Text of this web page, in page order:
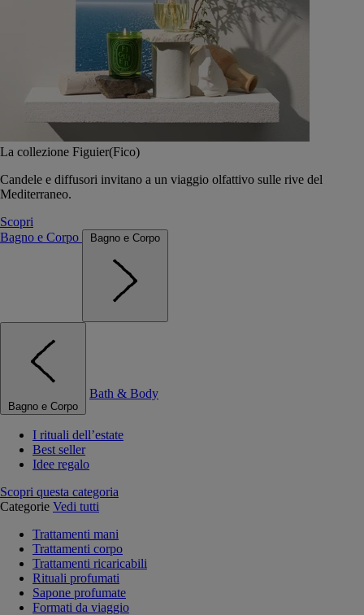
La collezione Figuier(Fico)
Candele e diffusori invitano a un viaggio olfattivo sulle rive del
Mediterraneo.
Scopri
Bagno e Corpo
Bagno e Corpo
Bagno e Corpo
Bath & Body
I rituali dell’estate
Best seller
Idee regalo
Scopri questa categoria
Categorie Vedi tutti
Trattamenti mani
Trattamenti corpo
Trattamenti ricaricabili
Rituali profumati
Sapone profumate
Formati da viaggio